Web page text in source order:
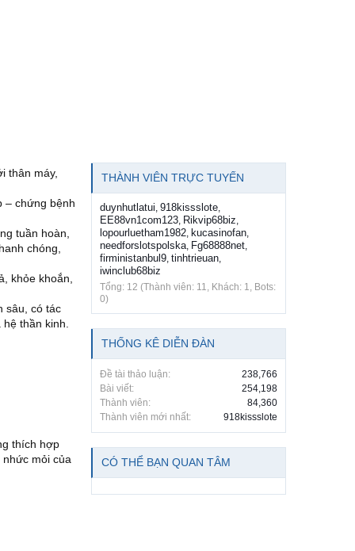
thân máy,
– chứng bệnh
tuần hoàn,
chóng,
khỏe khoắn,
sâu, có tác
thần kinh.
thích hợp
mỏi của
THÀNH VIÊN TRỰC TUYẾN
duynhutlatui, 918kissslote,
EE88vn1com123, Rikvip68biz,
lopourluetham1982, kucasinofan,
needforslotspolska, Fg68888net,
firministanbul9, tinhtrieuan,
iwinclub68biz
Tổng: 12 (Thành viên: 11, Khách: 1, Bots:
0)
THỐNG KÊ DIỄN ĐÀN
Đề tài thảo luận:
238,766
Bài viết:
254,198
Thành viên:
84,360
Thành viên mới nhất:
918kissslote
CÓ THỂ BẠN QUAN TÂM